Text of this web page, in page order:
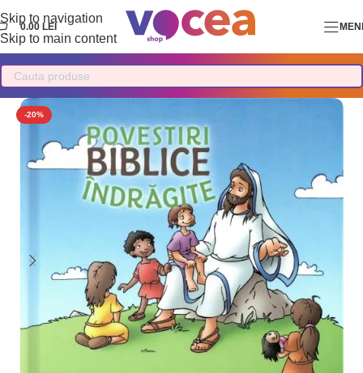
Skip to navigation
Skip to main content
0.00 LEI
-20%